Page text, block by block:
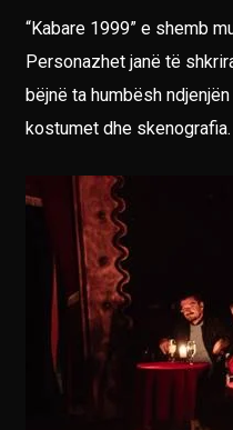
“Kabare 1999” e shemb
Personazhet janë të
bëjnë ta humbësh
kostumet dhe skenografia.